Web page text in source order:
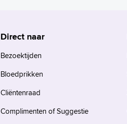
Direct naar
Bezoektijden
Bloedprikken
Cliëntenraad
Complimenten of Suggestie